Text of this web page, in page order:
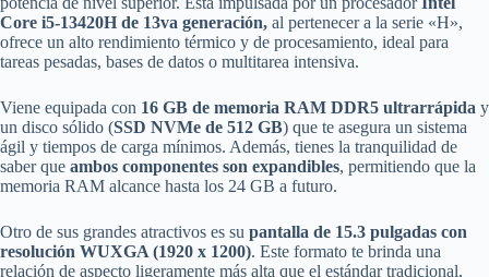
Core i5-13420H de 13va generación, al pertenecer a la serie «H»,
ofrece un alto rendimiento térmico y de procesamiento, ideal para
tareas pesadas, bases de datos o multitarea intensiva.
Viene equipada con 16 GB de memoria RAM DDR5 ultrarrápida y
un disco sólido (SSD NVMe de 512 GB) que te asegura un sistema
ágil y tiempos de carga mínimos. Además, tienes la tranquilidad de
saber que ambos componentes son expandibles, permitiendo que la
memoria RAM alcance hasta los 24 GB a futuro.
Otro de sus grandes atractivos es su pantalla de 15.3 pulgadas con
resolución WUXGA (1920 x 1200). Este formato te brinda una
relación de aspecto ligeramente más alta que el estándar tradicional,